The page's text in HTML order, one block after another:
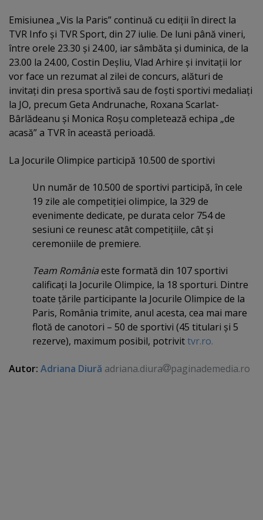
Emisiunea „Vis la Paris” continuă cu ediţii în direct la
TVR Info şi TVR Sport, din 27 iulie. De luni până vineri,
între orele 23.30 şi 24.00, iar sâmbăta şi duminica, de la
23.00 la 24.00, Costin Deşliu, Vlad Arhire şi invitaţii lor
vor face un rezumat al zilei de concurs, alături de
invitaţi din presa sportivă sau de foşti sportivi medaliaţi
la JO, precum Geta Andrunache, Roxana Scarlat-
Bârlădeanu şi Monica Roşu completează echipa „de
acasă” a TVR în această perioadă.
La Jocurile Olimpice participă 10.500 de sportivi
Un număr de 10.500 de sportivi participă, în cele
19 zile ale competiţiei olimpice, la 329 de
evenimente dedicate, pe durata celor 754 de
sesiuni ce reunesc atât competiţiile, cât şi
ceremoniile de premiere.
Team Româniaeste formată din 107 sportivi
calificaţi la Jocurile Olimpice, la 18 sporturi. Dintre
toate ţările participante la Jocurile Olimpice de la
Paris, România trimite, anul acesta, cea mai mare
flotă de canotori – 50 de sportivi (45 titulari şi 5
rezerve), maximum posibil, potrivittvr.ro.
Autor: Adriana Diură adriana.diura paginademedia.ro